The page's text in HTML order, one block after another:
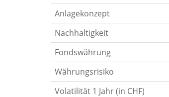
Anlagekonzept
Nachhaltigkeit
Fondswährung
Währungsrisiko
Volatilität 1 Jahr (in CHF)